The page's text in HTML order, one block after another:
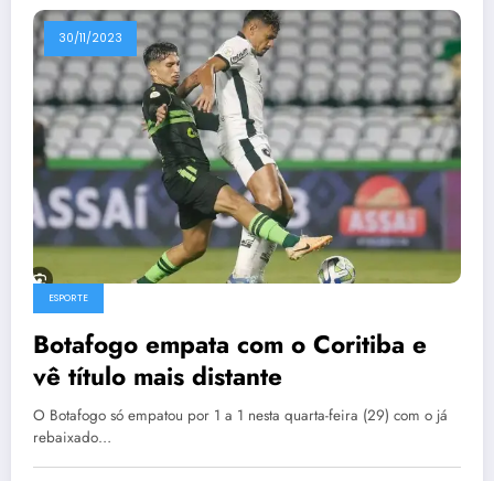
30/11/2023
ESPORTE
Botafogo empata com o Coritiba e
vê título mais distante
O Botafogo só empatou por 1 a 1 nesta quarta-feira (29) com o já
rebaixado…